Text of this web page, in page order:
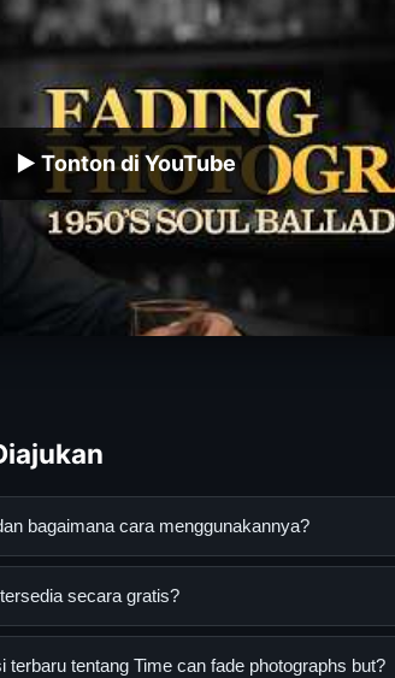
▶ Tonton di YouTube
bagaimana cara menggunakannya?
digital yang dirancang untuk membantu
secara gratis?
diakses secara gratis oleh semua pengguna.
tentang Time can fade photographs but?